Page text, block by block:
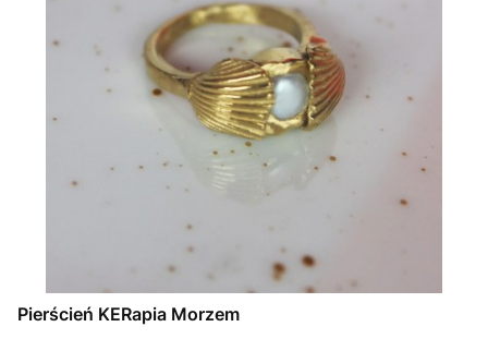
Pierścień KERapia Morzem